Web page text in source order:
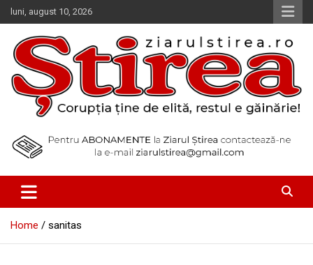
Skip
to
content
luni, august 10, 2026
Ziarul Știrea
Home sanitas